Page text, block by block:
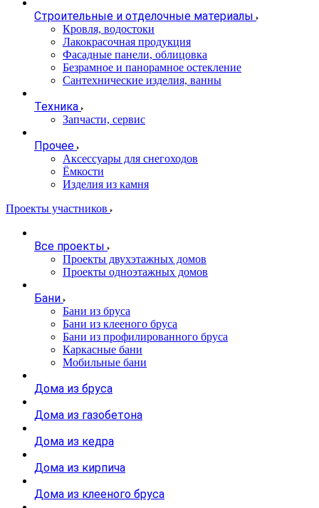
Строительные и отделочные материалы
Кровля, водостоки
Лакокрасочная продукция
Фасадные панели, облицовка
Безрамное и панорамное остекление
Сантехнические изделия, ванны
Техника
Запчасти, сервис
Прочее
Аксессуары для снегоходов
Ёмкости
Изделия из камня
Проекты участников
Все проекты
Проекты двухэтажных домов
Проекты одноэтажных домов
Бани
Бани из бруса
Бани из клееного бруса
Бани из профилированного бруса
Каркасные бани
Мобильные бани
Дома из бруса
Дома из газобетона
Дома из кедра
Дома из кирпича
Дома из клееного бруса